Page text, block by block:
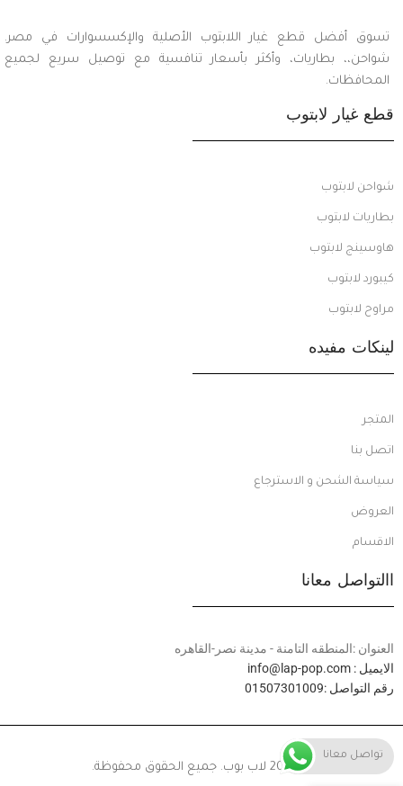
تسوق أفضل قطع غيار اللابتوب الأصلية والإكسسوارات في مصر.
شواحن،، بطاريات، وأكثر بأسعار تنافسية مع توصيل سريع لجميع
المحافظات.
قطع غيار لابتوب
شواحن لابتوب
بطاريات لابتوب
هاوسينج لابتوب
كيبورد لابتوب
مراوح لابتوب
لينكات مفيده
المتجر
اتصل بنا
سياسة الشحن و الاسترجاع
العروض
الاقسام
االتواصل معانا
العنوان :المنطقه التامنة - مدينة نصر-القاهره
الايميل : info@lap-pop.com
رقم التواصل :01507301009
© 2024 لاب بوب. جميع الحقوق محفوظة.
تواصل معانا